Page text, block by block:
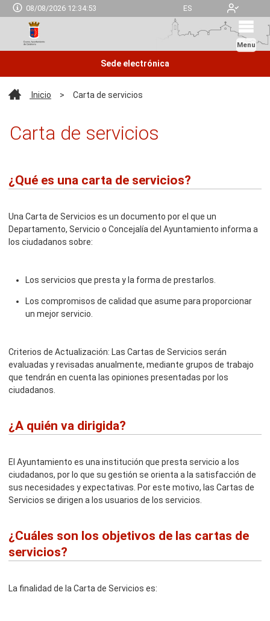
08/08/2026 12:34:53 ES
Menu
Sede electrónica
Inicio > Carta de servicios
Carta de servicios
¿Qué es una carta de servicios?
Una Carta de Servicios es un documento por el que un
Departamento, Servicio o Concejalía del Ayuntamiento informa a
los ciudadanos sobre:
Los servicios que presta y la forma de prestarlos.
Los compromisos de calidad que asume para proporcionar
un mejor servicio.
Criterios de Actualización: Las Cartas de Servicios serán
evaluadas y revisadas anualmente, mediante grupos de trabajo
que tendrán en cuenta las opiniones presentadas por los
ciudadanos.
¿A quién va dirigida?
El Ayuntamiento es una institución que presta servicio a los
ciudadanos, por lo que su gestión se orienta a la satisfacción de
sus necesidades y expectativas. Por este motivo, las Cartas de
Servicios se dirigen a los usuarios de los servicios.
¿Cuáles son los objetivos de las cartas de
servicios?
La finalidad de la Carta de Servicios es: